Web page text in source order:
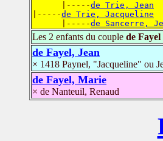
      |-----
de Trie, Jean
|-----de Trie, Jacqueline
      |-----
de Sancerre,
Les 2 enfants du couple de
de Fayel, Jean
× 1418 Paynel, "Jacqueline" ou
de Fayel, Marie
× de Nanteuil, Renaud